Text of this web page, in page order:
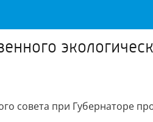
совета при Губернаторе